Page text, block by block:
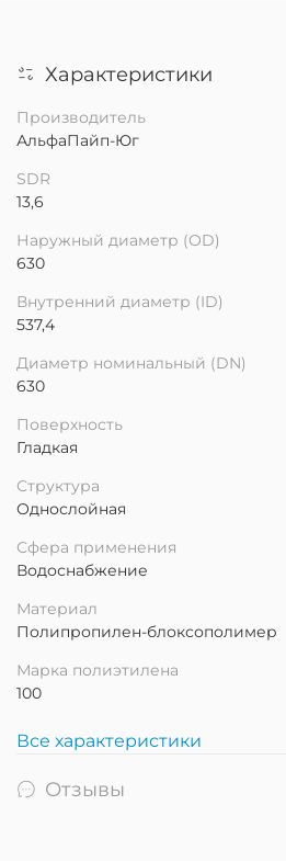
Характеристики
Производитель
АльфаПайп-Юг
SDR
13,6
Наружный диаметр (OD)
630
Внутренний диаметр (ID)
537,4
Диаметр номинальный (DN)
630
Поверхность
Гладкая
Структура
Однослойная
Сфера применения
Водоснабжение
Материал
Полипропилен-блоксополимер
Марка полиэтилена
100
Все характеристики
Отзывы